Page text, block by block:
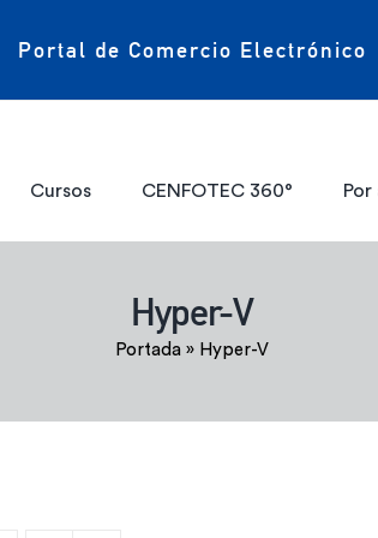
Portal de Comercio Electrónico
Cursos CENFOTEC 360° Por
Hyper-V
Portada » Hyper-V